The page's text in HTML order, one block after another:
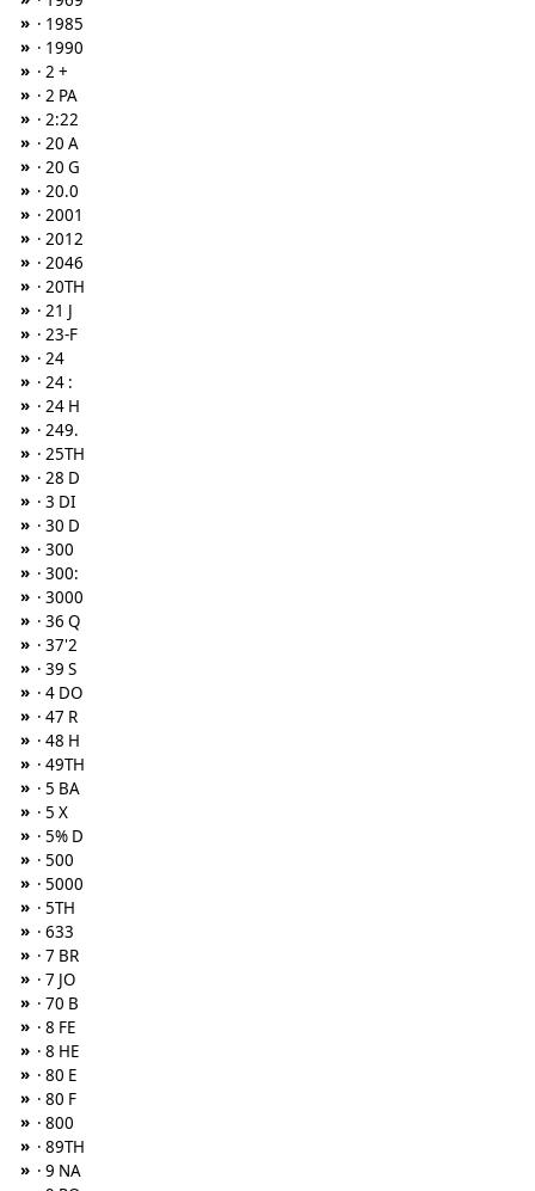
» · 1985
» · 1990
» · 2 +
» · 2 PA
» · 2:22
» · 20 A
» · 20 G
» · 20.0
» · 2001
» · 2012
» · 2046
» · 20TH
» · 21 J
» · 23-F
» · 24
» · 24 :
» · 24 H
» · 249.
» · 25TH
» · 28 D
» · 3 DI
» · 30 D
» · 300
» · 300:
» · 3000
» · 36 Q
» · 37'2
» · 39 S
» · 4 DO
» · 47 R
» · 48 H
» · 49TH
» · 5 BA
» · 5 X
» · 5% D
» · 500
» · 5000
» · 5TH
» · 633
» · 7 BR
» · 7 JO
» · 70 B
» · 8 FE
» · 8 HE
» · 80 E
» · 80 F
» · 800
» · 89TH
» · 9 NA